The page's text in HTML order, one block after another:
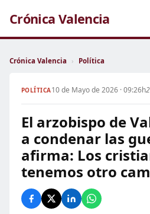
Crónica Valencia
Crónica Valencia › Política
POLÍTICA10 de Mayo de 2026 · 09:26h
El arzobispo de
a condenar las
afirma: Los
tenemos otro